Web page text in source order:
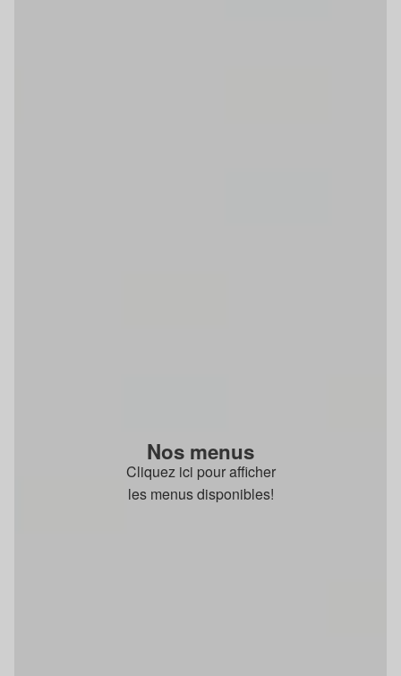
Nos menus
Cliquez ici pour afficher
les menus disponibles!